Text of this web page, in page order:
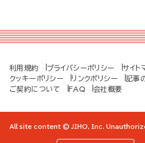
利用規約 プライバシーポリシー サイト
クッキーポリシー
リンクポリシー 記事
ご契約について
FAQ 会社概要
All site content © JIHO, Inc.